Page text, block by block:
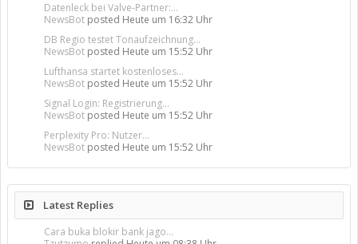
Datenleck bei Valve-Partner:...
NewsBot posted Heute um 16:32 Uhr
DB Regio testet Tonaufzeichnung...
NewsBot posted Heute um 15:52 Uhr
Lufthansa startet kostenloses...
NewsBot posted Heute um 15:52 Uhr
Signal Login: Registrierung...
NewsBot posted Heute um 15:52 Uhr
Perplexity Pro: Nutzer...
NewsBot posted Heute um 15:52 Uhr
Latest Replies
Cara buka blokir bank jago...